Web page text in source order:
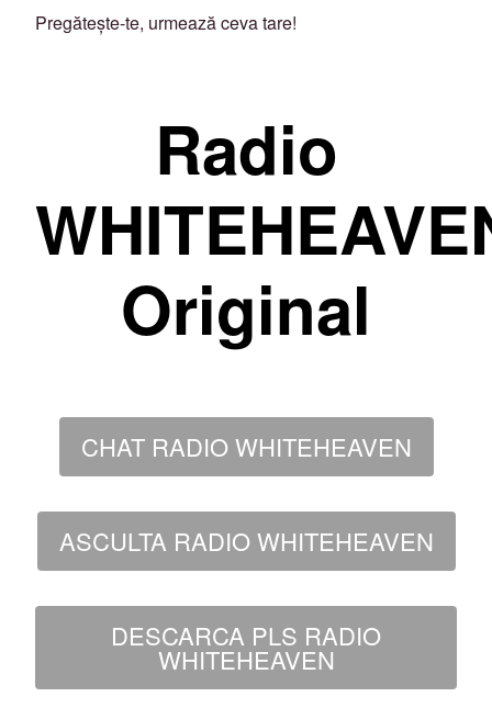
Pregătește-te, urmează ceva tare!
Radio
Original
CHAT RADIO WHITEHEAVEN
ASCULTA RADIO WHITEHEAVEN
DESCARCA PLS RADIO
WHITEHEAVEN